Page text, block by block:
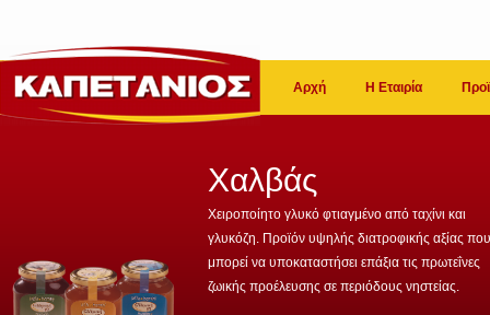
Αρχή Η Εταιρία
Χαλβάς
Χειροποίητο γλυκό φτιαγμένο από ταχίνι και
γλυκόζη. Προϊόν υψηλής διατροφικής αξίας που
μπορεί να υποκαταστήσει επάξια τις πρωτεΐνες
ζωικής προέλευσης σε περιόδους νηστείας.